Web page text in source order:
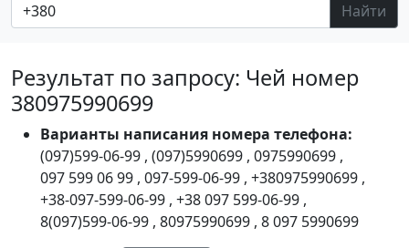
Найти
Результат по запросу: Чей номер
380975990699
Варианты написания номера телефона:
(097)599-06-99 , (097)5990699 , 0975990699 ,
097 599 06 99 , 097-599-06-99 , +380975990699 ,
+38-097-599-06-99 , +38 097 599-06-99 ,
8(097)599-06-99 , 80975990699 , 8 097 5990699